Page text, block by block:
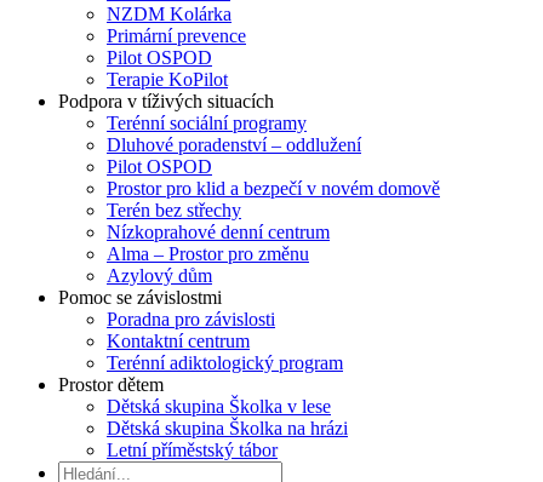
NZDM Kolárka
Primární prevence
Pilot OSPOD
Terapie KoPilot
Podpora v tíživých situacích
Terénní sociální programy
Dluhové poradenství – oddlužení
Pilot OSPOD
Prostor pro klid a bezpečí v novém domově
Terén bez střechy
Nízkoprahové denní centrum
Alma – Prostor pro změnu
Azylový dům
Pomoc se závislostmi
Poradna pro závislosti
Kontaktní centrum
Terénní adiktologický program
Prostor dětem
Dětská skupina Školka v lese
Dětská skupina Školka na hrázi
Letní příměstský tábor
Hledat: